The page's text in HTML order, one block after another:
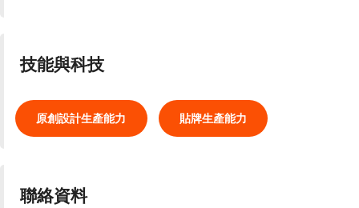
技能與科技
原創設計生產能力 貼牌生產能力
聯絡資料